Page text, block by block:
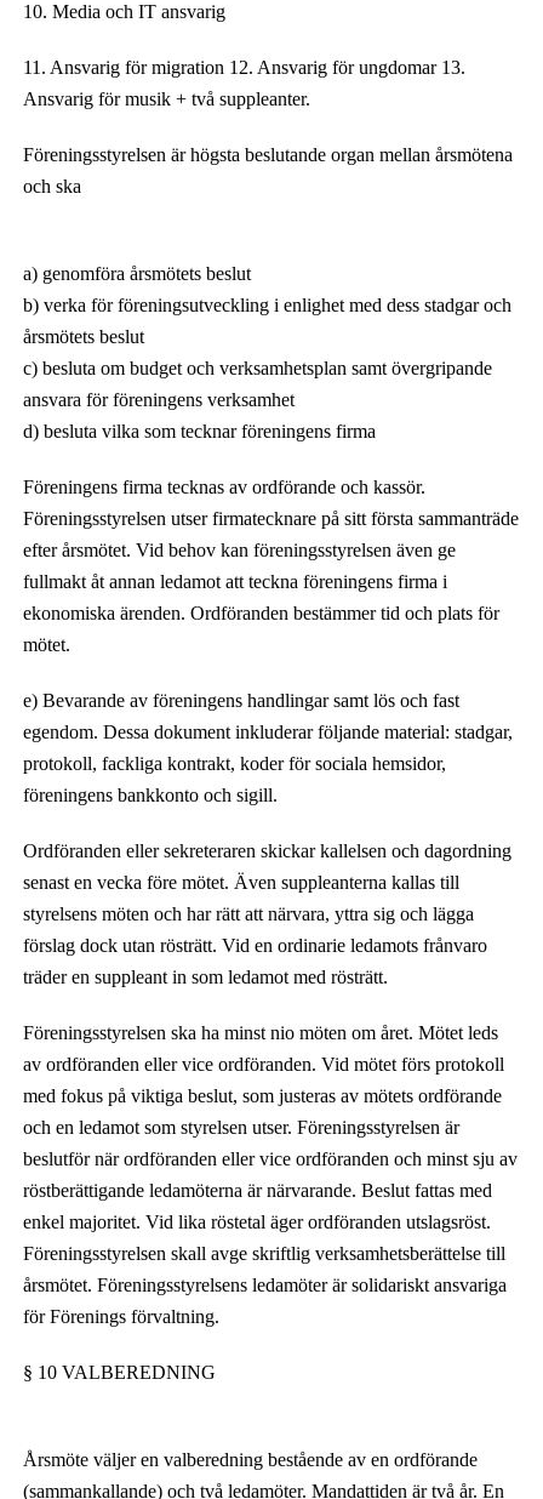
10. Media och IT ansvarig
11. Ansvarig för migration 12. Ansvarig för ungdomar 13.
Ansvarig för musik + två suppleanter.
Föreningsstyrelsen är högsta beslutande organ mellan årsmötena
och ska
a) genomföra årsmötets beslut
b) verka för föreningsutveckling i enlighet med dess stadgar och
årsmötets beslut
c) besluta om budget och verksamhetsplan samt övergripande
ansvara för föreningens verksamhet
d) besluta vilka som tecknar föreningens firma
Föreningens firma tecknas av ordförande och kassör.
Föreningsstyrelsen utser firmatecknare på sitt första sammanträde
efter årsmötet. Vid behov kan föreningsstyrelsen även ge
fullmakt åt annan ledamot att teckna föreningens firma i
ekonomiska ärenden. Ordföranden bestämmer tid och plats för
mötet.
e) Bevarande av föreningens handlingar samt lös och fast
egendom. Dessa dokument inkluderar följande material: stadgar,
protokoll, fackliga kontrakt, koder för sociala hemsidor,
föreningens bankkonto och sigill.
Ordföranden eller sekreteraren skickar kallelsen och dagordning
senast en vecka före mötet. Även suppleanterna kallas till
styrelsens möten och har rätt att närvara, yttra sig och lägga
förslag dock utan rösträtt. Vid en ordinarie ledamots frånvaro
träder en suppleant in som ledamot med rösträtt.
Föreningsstyrelsen ska ha minst nio möten om året. Mötet leds
av ordföranden eller vice ordföranden. Vid mötet förs protokoll
med fokus på viktiga beslut, som justeras av mötets ordförande
och en ledamot som styrelsen utser. Föreningsstyrelsen är
beslutför när ordföranden eller vice ordföranden och minst sju av
röstberättigande ledamöterna är närvarande. Beslut fattas med
enkel majoritet. Vid lika röstetal äger ordföranden utslagsröst.
Föreningsstyrelsen skall avge skriftlig verksamhetsberättelse till
årsmötet. Föreningsstyrelsens ledamöter är solidariskt ansvariga
för Förenings förvaltning.
§ 10 VALBEREDNING
Årsmöte väljer en valberedning bestående av en ordförande
(sammankallande) och två ledamöter. Mandattiden är två år. En